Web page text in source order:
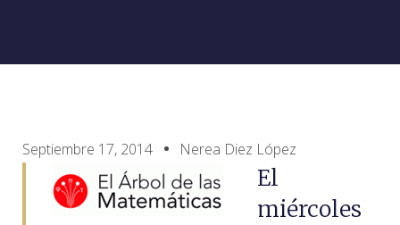
Septiembre 17, 2014 Nerea Diez López
El
miércoles